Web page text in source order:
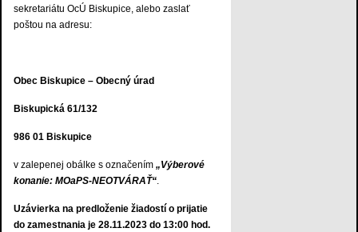
sekretariátu OcÚ Biskupice, alebo zaslať
poštou na adresu:
Obec Biskupice – Obecný úrad
Biskupická 61/132
986 01 Biskupice
v zalepenej obálke s označením „Výberové
konanie: MOaPS-NEOTVÁRAŤ“.
Uzávierka na predloženie žiadostí o prijatie
do zamestnania je 28.11.2023 do 13:00 hod.